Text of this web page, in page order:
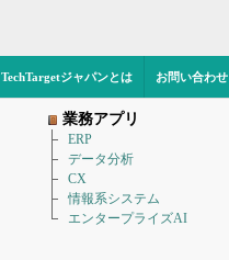
TechTargetジャパンとは お問い合わせ
業務アプリ
ERP
データ分析
CX
情報系システム
エンタープライズAI